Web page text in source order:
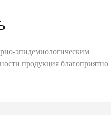
эпидемиологическим
продукция благоприятно